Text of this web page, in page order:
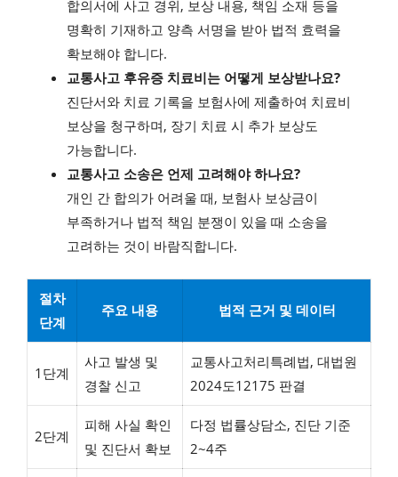
합의서에 사고 경위, 보상 내용, 책임 소재 등을
명확히 기재하고 양측 서명을 받아 법적 효력을
확보해야 합니다.
교통사고 후유증 치료비는 어떻게 보상받나요?
진단서와 치료 기록을 보험사에 제출하여 치료비
보상을 청구하며, 장기 치료 시 추가 보상도
가능합니다.
교통사고 소송은 언제 고려해야 하나요?
개인 간 합의가 어려울 때, 보험사 보상금이
부족하거나 법적 책임 분쟁이 있을 때 소송을
고려하는 것이 바람직합니다.
절차
단계
주요 내용 법적 근거 및 데이터
1단계
사고 발생 및
경찰 신고
교통사고처리특례법, 대법원
2024도12175 판결
2단계
피해 사실 확인
및 진단서 확보
다정 법률상담소, 진단 기준
2~4주